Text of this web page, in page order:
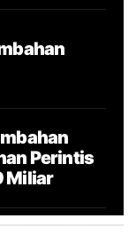
Perintis
Miliar